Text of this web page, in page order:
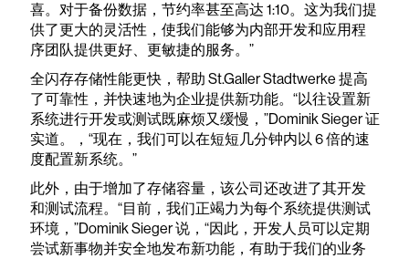
喜。对于备份数据，节约率甚至高达 1:10。这为我们提
供了更大的灵活性，使我们能够为内部开发和应用程
序团队提供更好、更敏捷的服务。”
全闪存存储性能更快，帮助 St.Galler Stadtwerke 提高
了可靠性，并快速地为企业提供新功能。“以往设置新
系统进行开发或测试既麻烦又缓慢，”Dominik Sieger 证
实道。，“现在，我们可以在短短几分钟内以 6 倍的速
度配置新系统。”
此外，由于增加了存储容量，该公司还改进了其开发
和测试流程。“目前，我们正竭力为每个系统提供测试
环境，”Dominik Sieger 说，“因此，开发人员可以定期
尝试新事物并安全地发布新功能，有助于我们的业务